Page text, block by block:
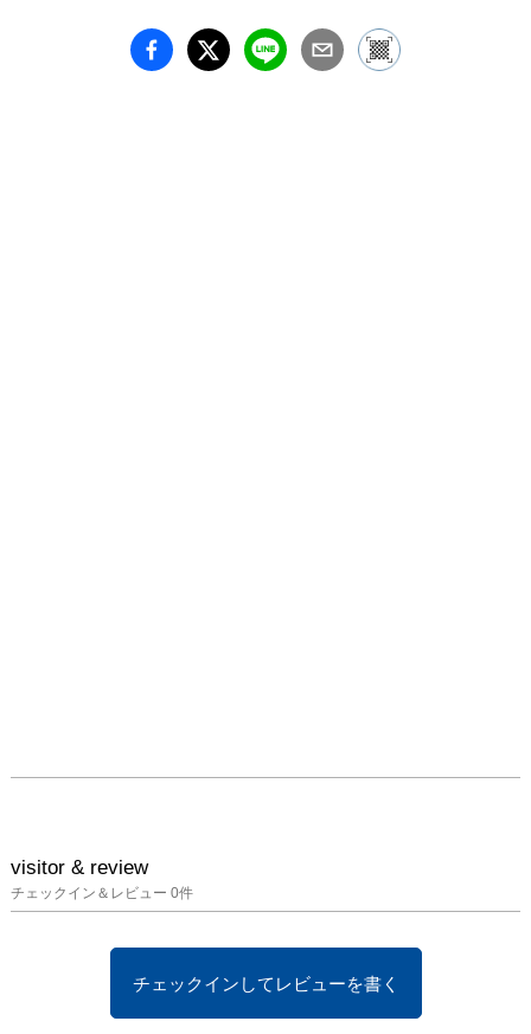
「避難所用簡易間仕切り
（Paper Partition
visitor & review
チェックイン＆レビュー 0件
チェックインしてレビューを書く